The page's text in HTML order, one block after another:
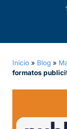
Inicio » Blog »
formatos